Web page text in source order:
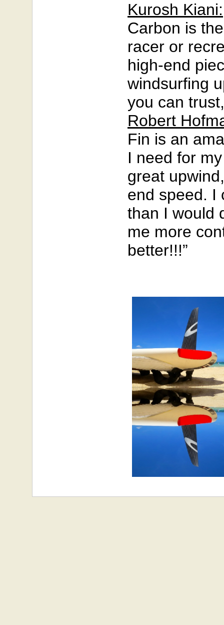
Kurosh Kiani:
Carbon is
racer or
high-end
windsurfing
you can
Robert
Fin is an
I need for
great
end speed. I
than I would
me more
better!!!”